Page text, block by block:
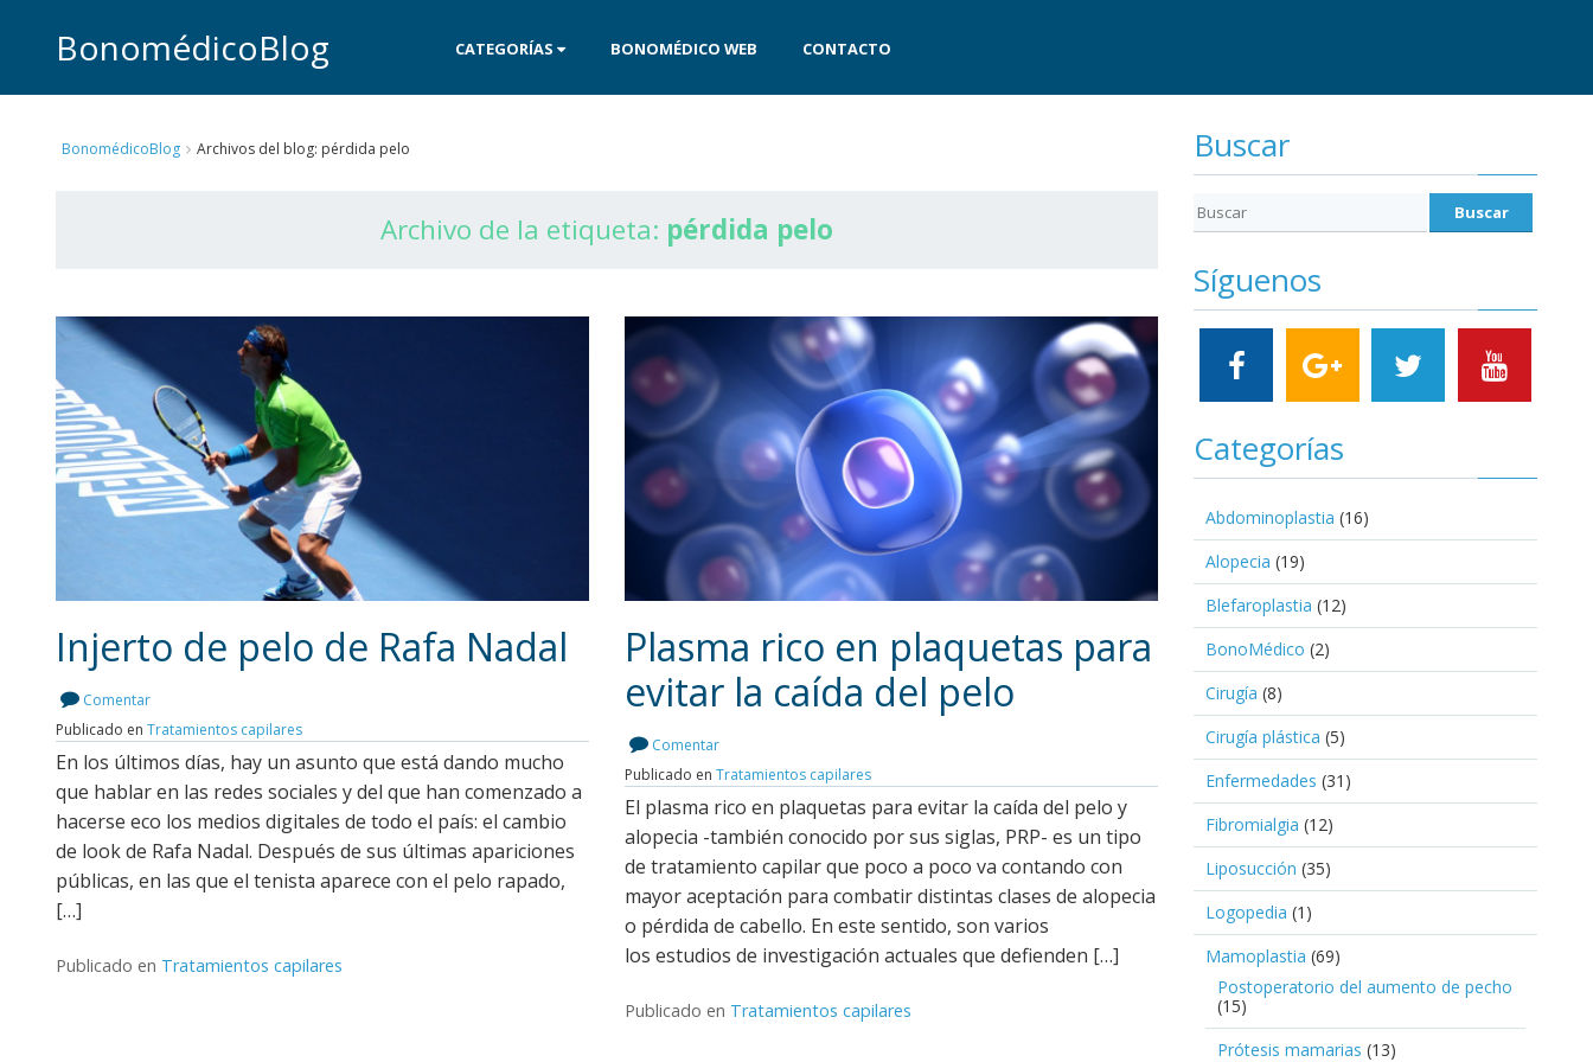
BonomédicoBlog CATEGORÍAS BONOMÉDICO WEB CONTACTO
BonomédicoBlog Archivos del blog: pérdida pelo
Archivo de la etiqueta: pérdida pelo
Leer más
Injerto de pelo de Rafa Nadal
Comentar
Publicado en Tratamientos capilares
En los últimos días, hay un asunto que está dando mucho
que hablar en las redes sociales y del que han comenzado a
hacerse eco los medios digitales de todo el país: el cambio
de look de Rafa Nadal. Después de sus últimas apariciones
públicas, en las que el tenista aparece con el pelo rapado,
[…]
Publicado en Tratamientos capilares
Plasma rico en plaquetas para
evitar la caída del pelo
Comentar
Publicado en Tratamientos capilares
El plasma rico en plaquetas para evitar la caída del pelo y
alopecia -también conocido por sus siglas, PRP- es un tipo
de tratamiento capilar que poco a poco va contando con
mayor aceptación para combatir distintas clases de alopecia
o pérdida de cabello. En este sentido, son varios
los estudios de investigación actuales que defienden […]
Publicado en Tratamientos capilares
Buscar
Síguenos
Categorías
Abdominoplastia (16)
Alopecia (19)
Blefaroplastia (12)
BonoMédico (2)
Cirugía (8)
Cirugía plástica (5)
Enfermedades (31)
Fibromialgia (12)
Liposucción (35)
Logopedia (1)
Mamoplastia (69)
Postoperatorio del aumento de pecho
(15)
Prótesis mamarias (13)